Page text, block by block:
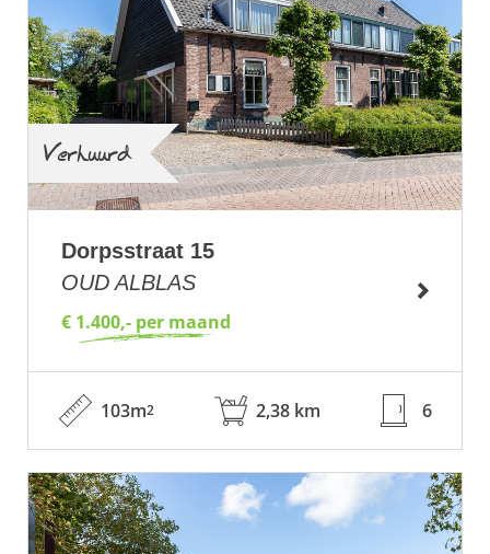
Verhuurd
Dorpsstraat 15
OUD ALBLAS
€ 1.400,- per maand
103m2 2,38 km 6